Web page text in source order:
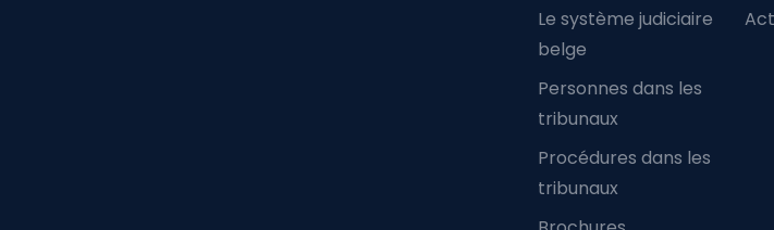
Le système judiciaire
belge
Personnes dans les
tribunaux
Procédures dans les
tribunaux